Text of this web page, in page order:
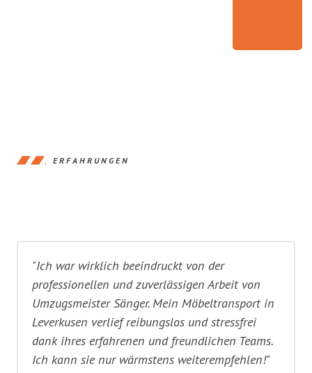
ERFAHRUNGEN
"Ich war wirklich beeindruckt von der
professionellen und zuverlässigen Arbeit von
Umzugsmeister Sänger. Mein Möbeltransport in
Leverkusen verlief reibungslos und stressfrei
dank ihres erfahrenen und freundlichen Teams.
Ich kann sie nur wärmstens weiterempfehlen!"